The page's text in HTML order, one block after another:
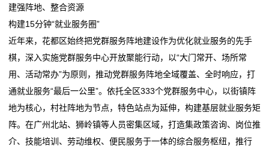
上门助浴服务 让老人“沐浴”幸福
血脂正常了，我可以停服降脂药吗？
应
服务随行暖民心 实现人岗“双向奔赴”
上门助浴服务 让老人“沐浴”幸福
血脂正常了，我可以停服降脂药吗？
建强阵地、整合资源
构建15分钟“就业服务圈”
近年来，花都区始终把党群服务阵地建设作为优化就业服务的先手
棋，深入实施党群服务中心开放聚能行动，以“大门常开、场所常
用、活动常办”为原则，推动党群服务阵地全域覆盖、全时响应，打
通就业服务“最后一公里”。依托全区333个党群服务中心，以街镇阵
地为核心，村社阵地为节点，特色站点为延伸，构建基层就业服务矩
阵。在广州北站、狮岭镇等人员密集区域，打造集政策咨询、岗位推
介、技能培训、劳动维权、便民服务于一体的综合服务枢纽，推行